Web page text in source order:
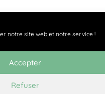
notre site web et notre service !
Accepter
Refuser